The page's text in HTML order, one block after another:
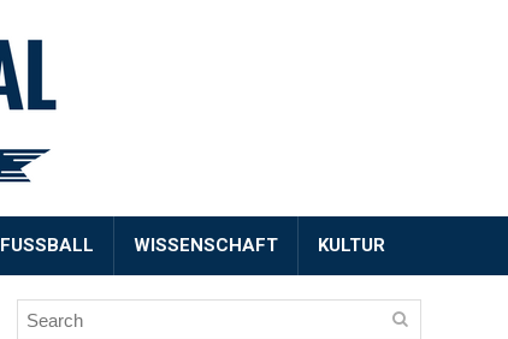
FUSSBALL WISSENSCHAFT KULTUR